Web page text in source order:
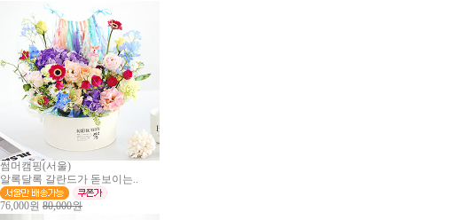
썸머캠핑(서울)
알록달록 갈란드가 돋보이는..
76,000원 80,000원